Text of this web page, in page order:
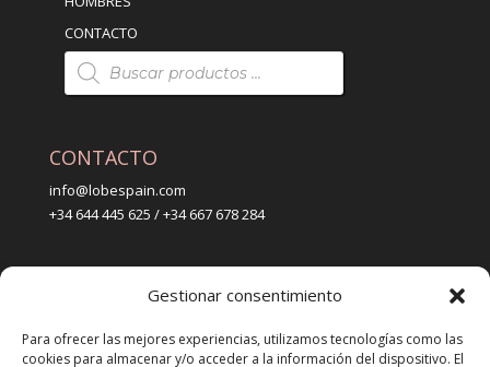
Gestionar consentimiento
Para ofrecer las mejores experiencias, utilizamos tecnologías como las
cookies para almacenar y/o acceder a la información del dispositivo. El
CONTACTO
Búsqueda
CONTACTO
info@lobespain.com
+34 644 445 625 / +34 667 678 284
C/ San José 6, 11004 Cádiz